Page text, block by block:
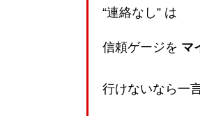
“連絡なし” は
信頼ゲージを マ
行けないなら一